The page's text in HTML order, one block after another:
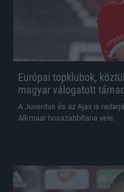
Európai topklubok,
magyar válogatott
A Juventus és az Ajax is
Alkmaar hosszabbítana vele.